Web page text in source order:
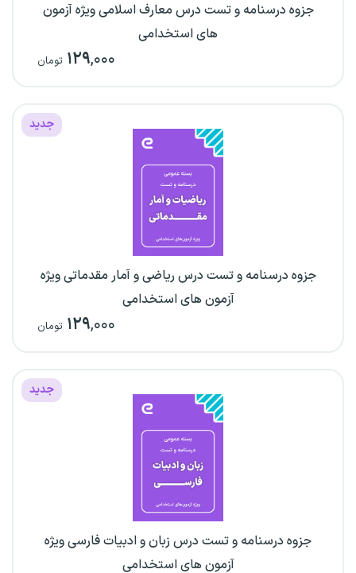
جزوه درسنامه و تست درس معارف اسلامی ویژه آزمون
های استخدامی
۱۲۹,۰۰۰ تومان
جدید
جزوه درسنامه و تست درس ریاضی و آمار مقدماتی ویژه
آزمون های استخدامی
۱۲۹,۰۰۰ تومان
جدید
جزوه درسنامه و تست درس زبان و ادبیات فارسی ویژه
آزمون های استخدامی